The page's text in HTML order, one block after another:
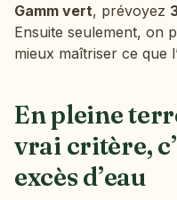
Gamm vert, prévoyez
Ensuite seulement, on
mieux maîtriser ce que
En pleine
vrai critère,
excès d’eau